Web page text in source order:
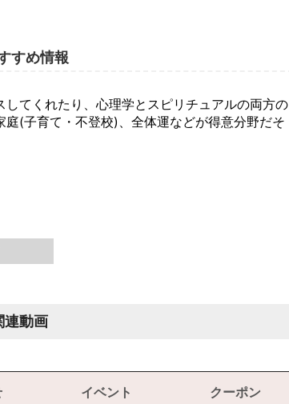
すめ情報
てくれたり、心理学とスピリチュアルの両方の
(子育て・不登校)、全体運などが得意分野だそ
連動画
イベント クーポン